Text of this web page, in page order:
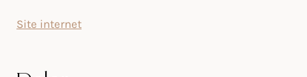
Site internet